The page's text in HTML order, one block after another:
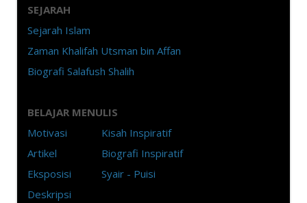
SEJARAH
Sejarah Islam
Zaman Khalifah Utsman bin Affan
Biografi Salafush Shalih
BELAJAR MENULIS
Motivasi
Artikel
Eksposisi
Deskripsi
Kisah Inspiratif
Biografi Inspiratif
Syair - Puisi